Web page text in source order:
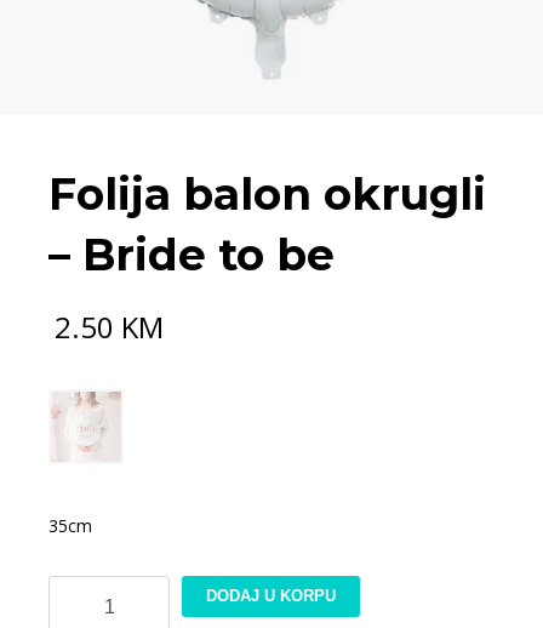
Folija balon okrugli
– Bride to be
2.50 KM
35cm
DODAJ U KORPU